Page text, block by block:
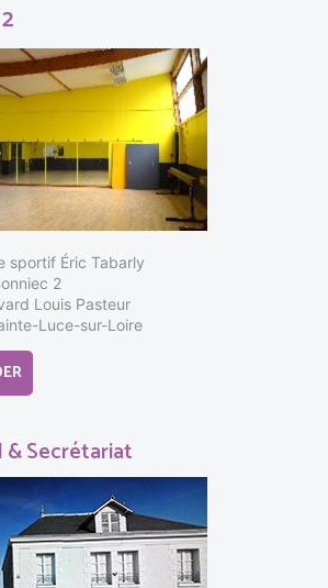
sportif Éric Tabarly
2
Louis Pasteur
Luce-sur-Loire
Secrétariat